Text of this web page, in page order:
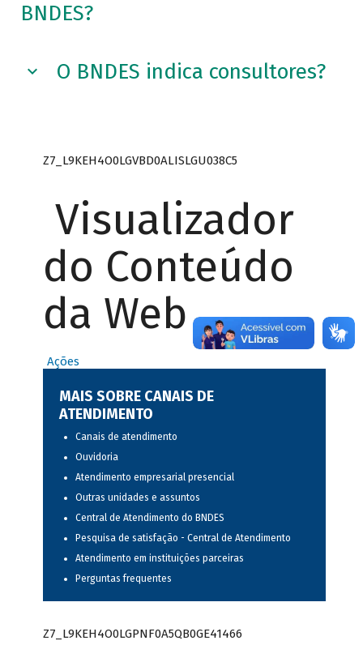
BNDES?
O BNDES indica consultores?
Z7_L9KEH4O0LGVBD0ALISLGU038C5
Visualizador
do Conteúdo
da Web
Ações
MAIS SOBRE CANAIS DE
ATENDIMENTO
Canais de atendimento
Ouvidoria
Atendimento empresarial presencial
Outras unidades e assuntos
Central de Atendimento do BNDES
Pesquisa de satisfação - Central de Atendimento
Atendimento em instituições parceiras
Perguntas frequentes
Z7_L9KEH4O0LGPNF0A5QB0GE41466